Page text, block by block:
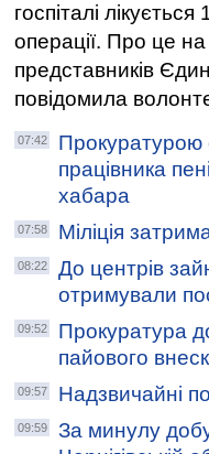
госпіталі
операції. Про це
представників
повідомила
07:42
Прокуратурою
працівника
хабара
07:58 Міліція
08:22
До центрів
отримували
09:52
Прокуратура
пайового
09:57 Надзвичайні
09:59
За минулу